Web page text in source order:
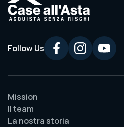
Follow Us
Mission
Il team
La nostra storia